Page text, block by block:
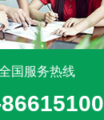
国服务热线